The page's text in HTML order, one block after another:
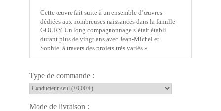
Cette œuvre fait suite à un ensemble d’œuvres
dédiées aux nombreuses naissances dans la famille
GOURY. Un long compagnonnage s’était établi
durant plus de vingt ans avec Jean-Michel et
Sophie, à travers des projets très variés ».
François
Infos générales
- Titre : Y’Gour
- Dédicace : Jean-Michel et Sophie GOURY
Type de commande :
Mode de livraison :